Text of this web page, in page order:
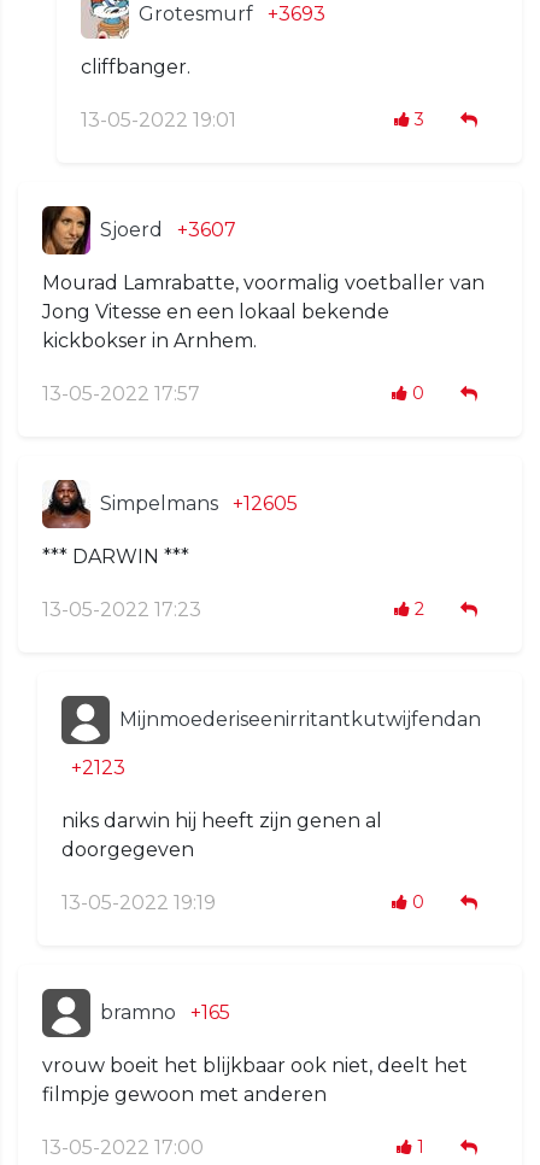
Grotesmurf +3693
cliffbanger.
13-05-2022 19:01 3
Sjoerd +3607
Mourad Lamrabatte, voormalig voetballer van
Jong Vitesse en een lokaal bekende
kickbokser in Arnhem.
13-05-2022 17:57 0
Simpelmans +12605
*** DARWIN ***
13-05-2022 17:23 2
Mijnmoederiseenirritantkutwijfendan
+2123
niks darwin hij heeft zijn genen al
doorgegeven
13-05-2022 19:19 0
bramno +165
vrouw boeit het blijkbaar ook niet, deelt het
filmpje gewoon met anderen
13-05-2022 17:00 1